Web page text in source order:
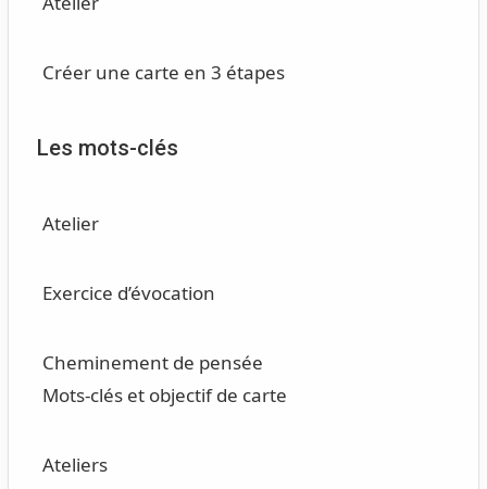
Créer une carte en 3 étapes
Les mots-clés
Atelier
Exercice d’évocation
Cheminement de pensée
Mots-clés et objectif de carte
Ateliers